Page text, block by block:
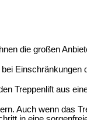
die großen
Treppenlift aus
Auch wenn das